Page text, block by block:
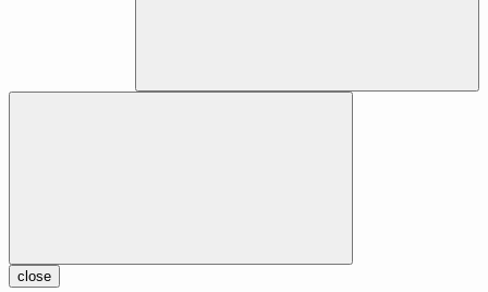
close